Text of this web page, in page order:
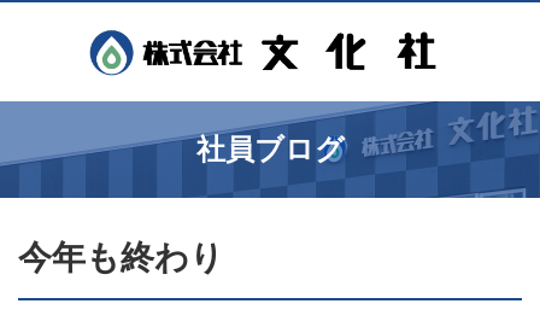
社員ブログ
今年も終わり